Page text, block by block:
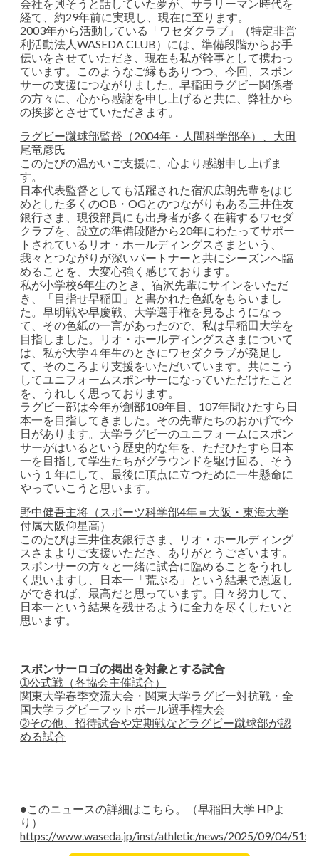
会社を興そうと話していた夢が、サラリーマン時代を
経て、約29年前に実現し、現在に至ります。
2003年から活動している「ワセダクラブ」（特定非営
利活動法人WASEDA CLUB）には、準備段階からお手
伝いをさせていただき、現在も私が幹事として携わっ
ています。このようなご縁もありつつ、今回、スポン
サーの支援につながりました。早稲田ラグビー関係者
の方々に、心から感謝を申し上げると共に、弊社から
の挨拶とさせていただきます。
ラグビー蹴球部監督（2004年・人間科学部卒）、大田
尾竜彦氏
このたびの温かいご支援に、心より感謝申し上げま
す。
日本代表監督としても活躍された宿沢広朗先輩をはじ
めとした多くのOB・OGとのつながりもある三井住友
銀行さま、現役部員にも出身者が多く在籍するワセダ
クラブを、設立の準備段階から20年にわたってサポー
トされているリオ・ホールディングスさまという、
我々とつながりが深いパートナーと共にシーズンへ臨
めることを、大変心強く感じております。
私が小学校6年生のとき、宿沢先輩にサインをいただ
き、「目指せ早稲田」と書かれた色紙をもらいまし
た。早明戦や早慶戦、大学選手権を見るようになっ
て、その色紙の一言があったので、私は早稲田大学を
目指しました。リオ・ホールディングスさまについて
は、私が大学４年生のときにワセダクラブが発足し
て、そのころより支援をいただいています。共にこう
してユニフォームスポンサーになっていただけたこと
を、うれしく思っております。
ラグビー部は今年が創部108年目、107年間ひたすら日
本一を目指してきました。その先輩たちのおかげで今
日があります。大学ラグビーのユニフォームにスポン
サーがはいるという歴史的な年を、ただひたすら日本
一を目指して学生たちがグラウンドを駆け回る、そう
いう１年にして、最後に頂点に立つために一生懸命に
やっていこうと思います。
野中健吾主将（スポーツ科学部4年＝大阪・東海大学
付属大阪仰星高）
このたびは三井住友銀行さま、リオ・ホールディング
スさまよりご支援いただき、ありがとうございます。
スポンサーの方々と一緒に試合に臨めることをうれし
く思いますし、日本一「荒ぶる」という結果で恩返し
ができれば、最高だと思っています。日々努力して、
日本一という結果を残せるように全力を尽くしたいと
思います。
スポンサーロゴの掲出を対象とする試合
➀公式戦（各協会主催試合）
関東大学春季交流大会・関東大学ラグビー対抗戦・全
国大学ラグビーフットボール選手権大会
➁その他、招待試合や定期戦などラグビー蹴球部が認
める試合
●このニュースの詳細はこちら。（早稲田大学 HPよ
り）
https://www.waseda.jp/inst/athletic/news/2025/09/04/